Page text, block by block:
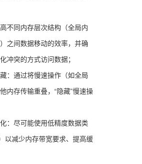
同内存层次结构（全局内
之间数据移动的效率，并确
冲突的方式访问数据；
通过将慢速操作（如全局
内存传输重叠，“隐藏”慢速操
尽可能使用低精度数据类
以减少内存带宽要求、提高缓